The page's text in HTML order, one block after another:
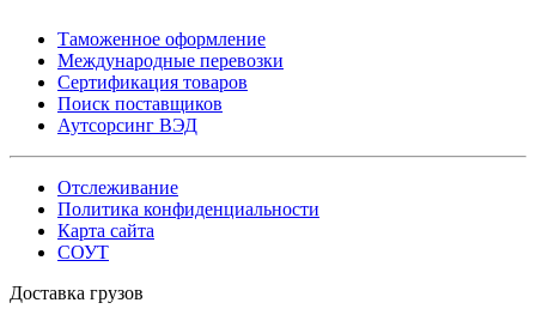
Таможенное оформление
Международные перевозки
Сертификация товаров
Поиск поставщиков
Аутсорсинг ВЭД
Отслеживание
Политика конфиденциальности
Карта сайта
СОУТ
Доставка грузов